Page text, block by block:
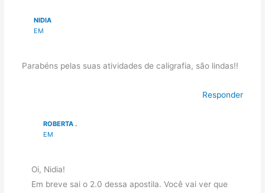
NIDIA
EM
Parabéns pelas suas atividades de caligrafia, são lindas!!
Responder
ROBERTA .
EM
Oi, Nidia!
Em breve sai o 2.0 dessa apostila. Você vai ver que